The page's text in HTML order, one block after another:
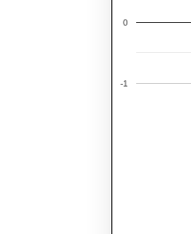
-1
0